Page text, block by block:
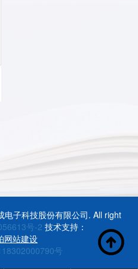
子科技股份有限公司. All right
号-2 技术支持：
网站建设
号